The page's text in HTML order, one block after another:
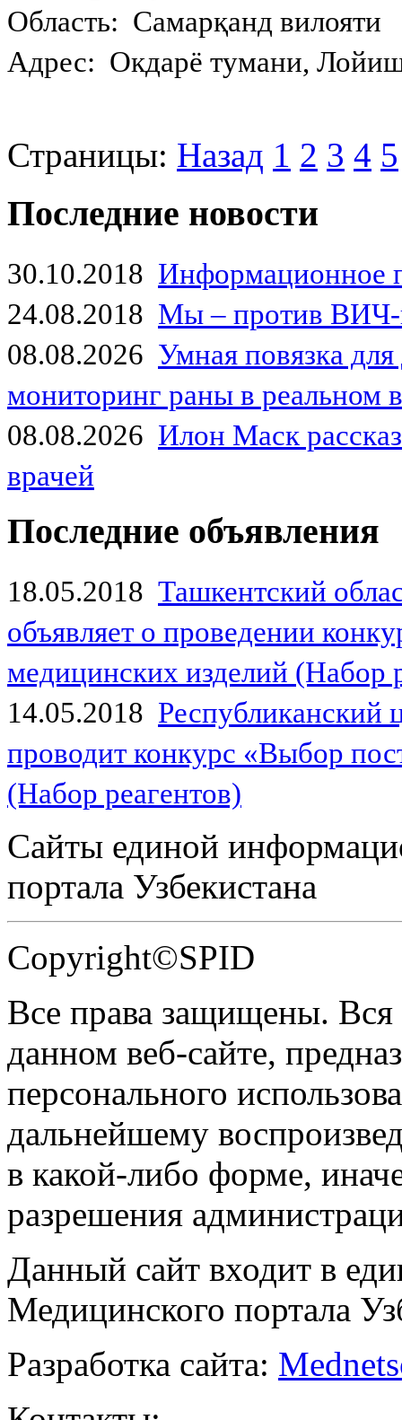
Область: Самарқанд вилояти
Адрес: Окдарё тумани,
Страницы: Назад 1 2 3 4 5
Последние новости
30.10.2018 Информационное
24.08.2018 Мы – против
08.08.2026 Умная повязка
мониторинг раны в реальном
08.08.2026 Илон Маск
врачей
Последние объявления
18.05.2018 Ташкентский
объявляет о проведении
медицинских изделий (Набор
14.05.2018
проводит конкурс «Выбор
(Набор реагентов)
Сайты единой
портала Узбекистана
Copyright©SPID
Все права защищены.
данном веб-сайте,
персонального
дальнейшему
в какой-либо форме,
разрешения
Данный сайт входит в
Медицинского портала
Разработка сайта: